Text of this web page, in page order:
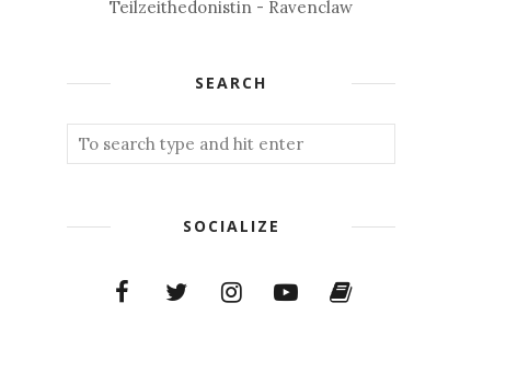
Teilzeithedonistin - Ravenclaw
SEARCH
SOCIALIZE